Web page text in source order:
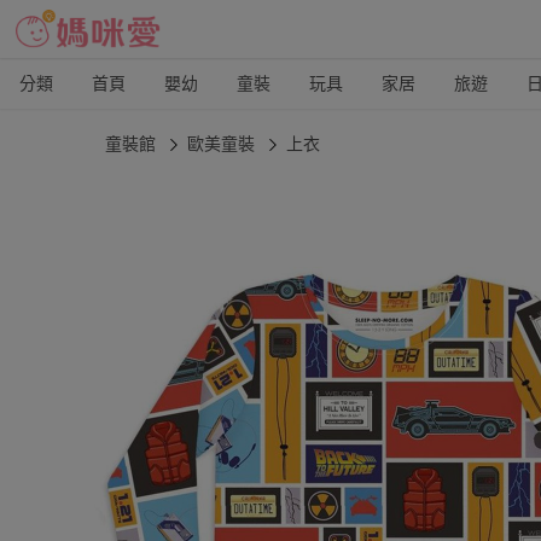
分類 首頁 嬰幼 童裝 玩具 家居 旅遊
童裝館 歐美童裝 上衣